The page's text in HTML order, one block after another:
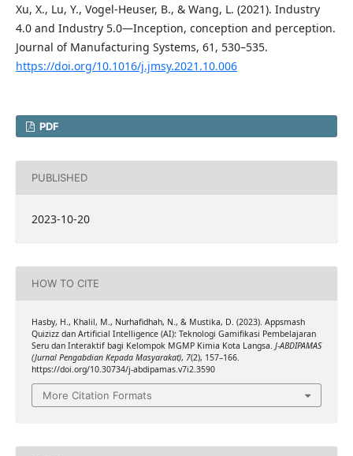
Xu, X., Lu, Y., Vogel-Heuser, B., & Wang, L. (2021). Industry
4.0 and Industry 5.0—Inception, conception and perception.
Journal of Manufacturing Systems, 61, 530–535.
https://doi.org/10.1016/j.jmsy.2021.10.006
PDF
PUBLISHED
2023-10-20
HOW TO CITE
Hasby, H., Khalil, M., Nurhafidhah, N., & Mustika, D. (2023). Appsmash
Quizizz dan Artificial Intelligence (AI): Teknologi Gamifikasi Pembelajaran
Seru dan Interaktif bagi Kelompok MGMP Kimia Kota Langsa. J-ABDIPAMAS
(Jurnal Pengabdian Kepada Masyarakat), 7(2), 157–166.
https://doi.org/10.30734/j-abdipamas.v7i2.3590
More Citation Formats